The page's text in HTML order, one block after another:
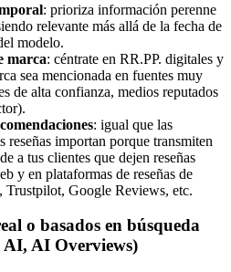
: prioriza información perenne
relevante más allá de la fecha de
modelo.
marca: céntrate en RR.PP. digitales y
sea mencionada en fuentes muy
de alta confianza, medios reputados
: igual que las
reseñas importan porque transmiten
a tus clientes que dejen reseñas
y en plataformas de reseñas de
Trustpilot, Google Reviews, etc.
o basados en búsqueda
AI Overviews)